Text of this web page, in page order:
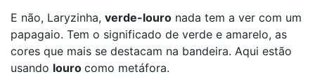
E não, Laryzinha, verde-louro nada tem a ver com um
papagaio. Tem o significado de verde e amarelo, as
cores que mais se destacam na bandeira. Aqui estão
usando louro como metáfora.